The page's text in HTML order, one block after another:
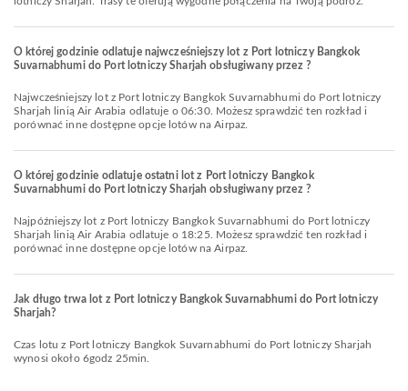
O której godzinie odlatuje najwcześniejszy lot z Port lotniczy Bangkok
Suvarnabhumi do Port lotniczy Sharjah obsługiwany przez ?
Najwcześniejszy lot z Port lotniczy Bangkok Suvarnabhumi do Port lotniczy
Sharjah linią Air Arabia odlatuje o 06:30. Możesz sprawdzić ten rozkład i
porównać inne dostępne opcje lotów na Airpaz.
O której godzinie odlatuje ostatni lot z Port lotniczy Bangkok
Suvarnabhumi do Port lotniczy Sharjah obsługiwany przez ?
Najpóźniejszy lot z Port lotniczy Bangkok Suvarnabhumi do Port lotniczy
Sharjah linią Air Arabia odlatuje o 18:25. Możesz sprawdzić ten rozkład i
porównać inne dostępne opcje lotów na Airpaz.
Jak długo trwa lot z Port lotniczy Bangkok Suvarnabhumi do Port lotniczy
Sharjah?
Czas lotu z Port lotniczy Bangkok Suvarnabhumi do Port lotniczy Sharjah
wynosi około 6godz 25min.